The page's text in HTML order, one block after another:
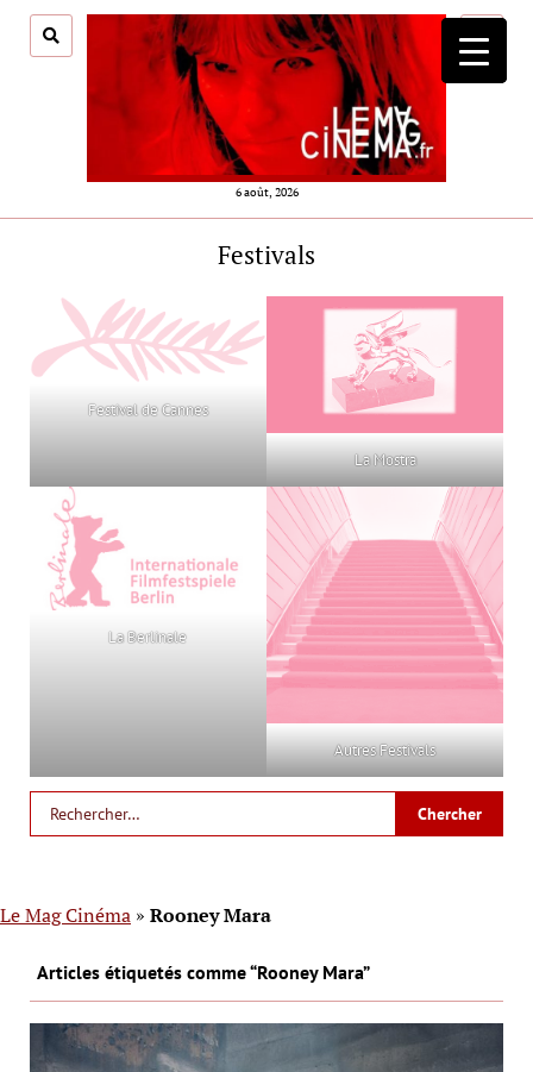
6 août, 2026
menu
Festivals
Festival de Cannes
La Mostra
La Berlinale
Autres Festivals
Le Mag Cinéma » Rooney Mara
Articles étiquetés comme “Rooney Mara”